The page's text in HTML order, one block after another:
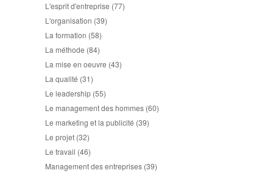
L'esprit d'entreprise (77)
L'organisation (39)
La formation (58)
La méthode (84)
La mise en oeuvre (43)
La qualité (31)
Le leadership (55)
Le management des hommes (60)
Le marketing et la publicité (39)
Le projet (32)
Le travail (46)
Management des entreprises (39)